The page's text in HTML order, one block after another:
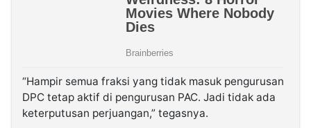
“Hampir semua fraksi yang tidak masuk pengurusan
DPC tetap aktif di pengurusan PAC. Jadi tidak ada
keterputusan perjuangan,” tegasnya.